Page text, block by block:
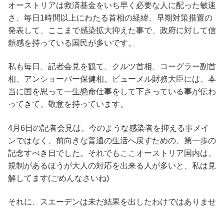
オーストリアは救済基金をいち早く必要な人に配った敏速
さ、毎日1時間以上にわたる首相の経緯、早期対策措置の
発表して、ここまで感染拡大抑えた事で、政府に対して信
頼感を持っている国民が多いです。
私も毎日、記者会見を観て、クルツ首相、コーグラー副首
相、アンショーバー保健相、ビューメル財務大臣には、本
当に国を思って一生懸命仕事をして下さっている事が伝わ
ってきて、敬意を持っています。
4月6日の記者会見は、今のような感染者を抑える事メイ
ンではなく、前向きな普通の生活へ戻すための、第一歩の
記念すべき日でした。それでもここオーストリア国内は、
規制があるほうが大人の対応を出来る人が多いと、私は見
解してます(ごめんなさいね)
それに、スエーデンは未だ結果を出したわけではありませ